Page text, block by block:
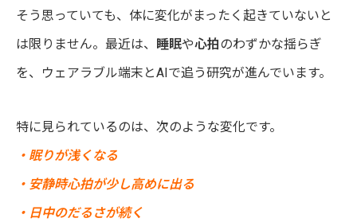
そう思っていても、体に変化がまったく起きていないと
は限りません。最近は、 睡眠や心拍のわずかな揺らぎ
を、ウェアラブル端末とAIで追う研究が進んでいます。
特に見られているのは、次のような変化です。
・眠りが浅くなる
・安静時心拍が少し高めに出る
・日中のだるさが続く